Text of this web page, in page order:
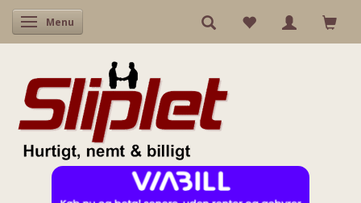
Skifte navigation
Menu